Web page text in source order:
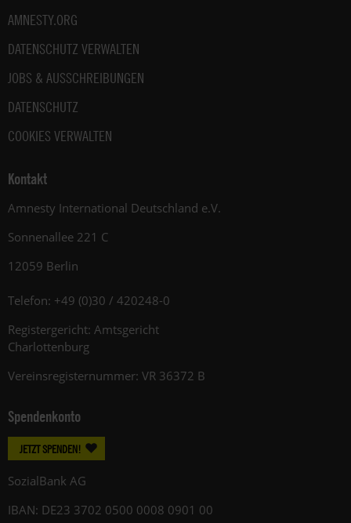
AMNESTY.ORG
DATENSCHUTZ VERWALTEN
JOBS & AUSSCHREIBUNGEN
DATENSCHUTZ
COOKIES VERWALTEN
Kontakt
Amnesty International Deutschland e.V.
Sonnenallee 221 C
12059 Berlin
Telefon: +49 (0)30 / 420248-0
Registergericht: Amtsgericht
Charlottenburg
Vereinsregisternummer: VR 36372 B
Spendenkonto
JETZT SPENDEN!
SozialBank AG
IBAN: DE23 3702 0500 0008 0901 00